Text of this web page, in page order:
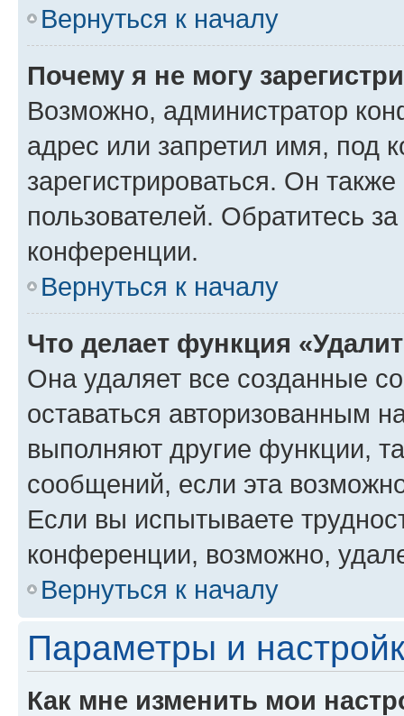
Вернуться к началу
Почему я не могу
Возможно, администратор
адрес или запретил имя, под
зарегистрироваться. Он
пользователей. Обратитесь
конференции.
Вернуться к началу
Что делает функция
Она удаляет все созданные
оставаться авторизованным
выполняют другие функции,
сообщений, если эта
Если вы испытываете
конференции, возможно,
Вернуться к началу
Параметры и
Как мне изменить мои